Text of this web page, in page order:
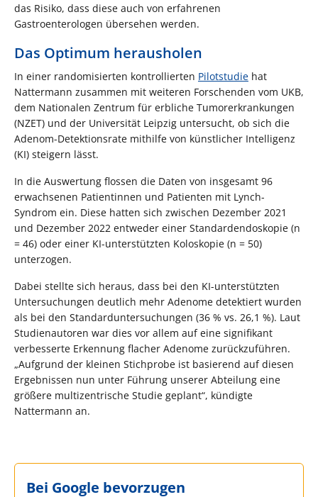
das Risiko, dass diese auch von erfahrenen
Gastroenterologen übersehen werden.
Das Optimum herausholen
In einer randomisierten kontrollierten Pilotstudie hat
Nattermann zusammen mit weiteren Forschenden vom UKB,
dem Nationalen Zentrum für erbliche Tumorerkrankungen
(NZET) und der Universität Leipzig untersucht, ob sich die
Adenom-Detektionsrate mithilfe von künstlicher Intelligenz
(KI) steigern lässt.
In die Auswertung flossen die Daten von insgesamt 96
erwachsenen Patientinnen und Patienten mit Lynch-
Syndrom ein. Diese hatten sich zwischen Dezember 2021
und Dezember 2022 entweder einer Standardendoskopie (n
= 46) oder einer KI-unterstützten Koloskopie (n = 50)
unterzogen.
Dabei stellte sich heraus, dass bei den KI-unterstützten
Untersuchungen deutlich mehr Adenome detektiert wurden
als bei den Standarduntersuchungen (36 % vs. 26,1 %). Laut
Studienautoren war dies vor allem auf eine signifikant
verbesserte Erkennung flacher Adenome zurückzuführen.
„Aufgrund der kleinen Stichprobe ist basierend auf diesen
Ergebnissen nun unter Führung unserer Abteilung eine
größere multizentrische Studie geplant“, kündigte
Nattermann an.
Bei Google bevorzugen